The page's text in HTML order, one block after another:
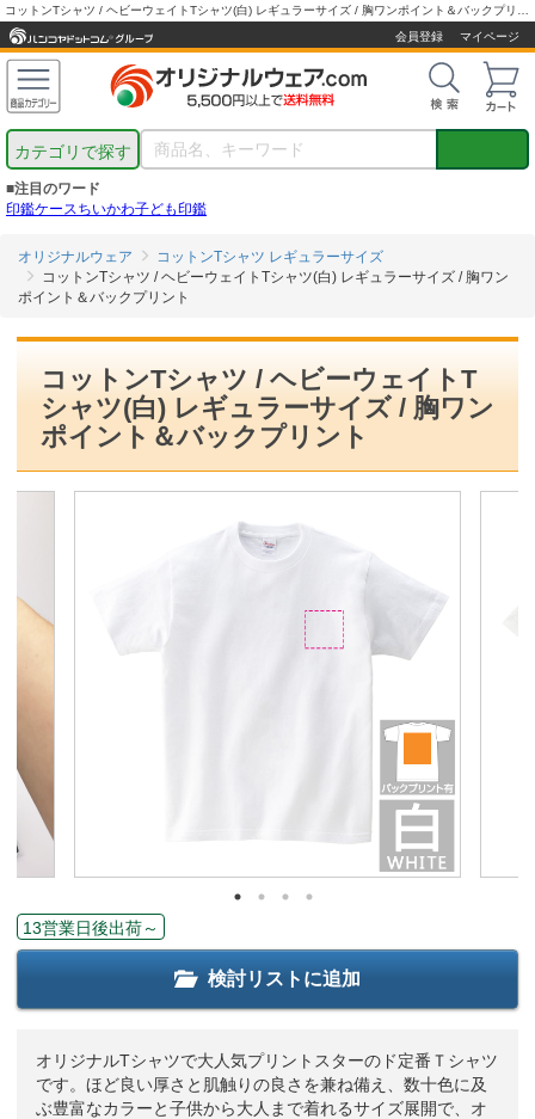
会員登録
マイページ
カテゴリで探す
■注目のワード
印鑑ケースちいかわ子ども印鑑
オリジナルウェア
コットンTシャツ レギュラーサイズ
コットンTシャツ / ヘビーウェイトTシャツ(白) レギュラーサイズ / 胸ワン
ポイント＆バックプリント
コットンTシャツ / ヘビーウェイトT
シャツ(白) レギュラーサイズ / 胸ワン
ポイント＆バックプリント
13営業日後出荷～
検討リストに追加
オリジナルTシャツで大人気プリントスターのド定番Ｔシャツ
です。ほど良い厚さと肌触りの良さを兼ね備え、数十色に及
ぶ豊富なカラーと子供から大人まで着れるサイズ展開で、オ